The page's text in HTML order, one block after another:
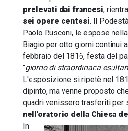
prelevati dai francesi,
sei opere centesi. Il
Paolo Rusconi, le espose
Biagio per otto giorni continui
febbraio del 1816, festa del
"giorno di straordinaria
L'esposizione si ripetè nel
dipinto, ma venne proposto
quadri venissero trasferiti per
nell'oratorio della Chiesa
In